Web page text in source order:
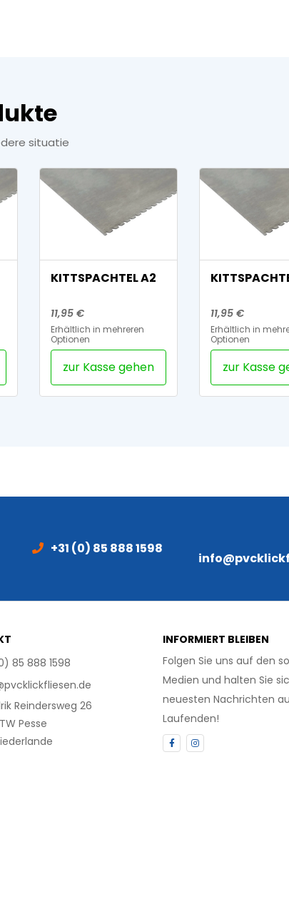
situatie
KITTSPACHTEL A2
11,95 €
Erhältlich in mehreren
Optionen
zur Kasse gehen
11,95 €
Erhältlich in
Optionen
zur Kasse
+31 (0) 85 888 1598
85 888 1598
Reindersweg 26
Pesse
INFORMIERT BLEIBEN
Folgen Sie uns auf den
Medien und halten Sie
neuesten Nachrichten
Laufenden!